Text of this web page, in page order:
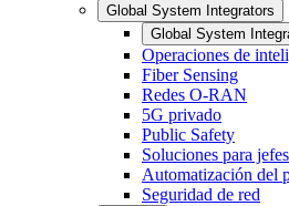
Global System Integrators
Global System
Operaciones de
Fiber Sensing
Redes O-RAN
5G privado
Public Safety
Soluciones para
Automatización del
Seguridad de red